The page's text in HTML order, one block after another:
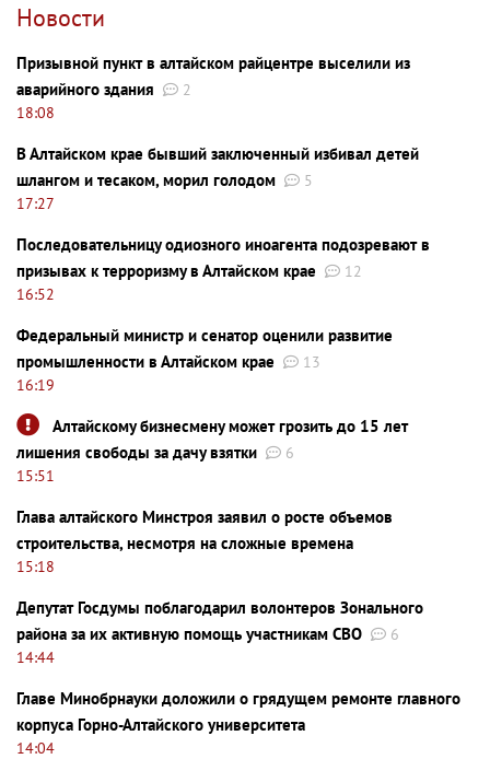
Новости
Призывной пункт в алтайском райцентре выселили из
аварийного здания
2
18:08
В Алтайском крае бывший заключенный избивал детей
шлангом и тесаком, морил голодом
5
17:27
Последовательницу одиозного иноагента подозревают в
призывах к терроризму в Алтайском крае
12
16:52
Федеральный министр и сенатор оценили развитие
промышленности в Алтайском крае
13
16:19
Алтайскому бизнесмену может грозить до 15 лет
лишения свободы за дачу взятки
6
15:51
Глава алтайского Минстроя заявил о росте объемов
строительства, несмотря на сложные времена
15:18
Депутат Госдумы поблагодарил волонтеров Зонального
района за их активную помощь участникам СВО
6
14:44
Главе Минобрнауки доложили о грядущем ремонте главного
корпуса Горно-Алтайского университета
14:04